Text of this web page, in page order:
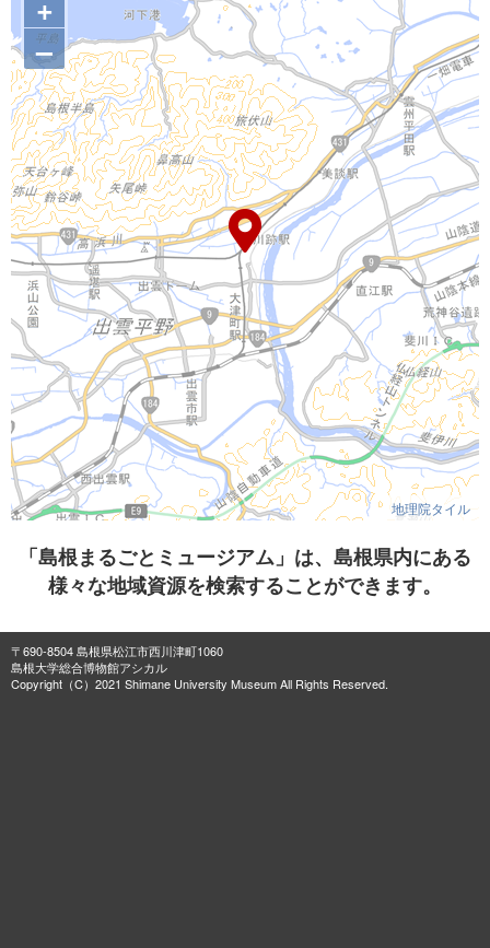
–
地理院タイル
「島根まるごとミュージアム」は、島根県内にある
様々な地域資源を検索することができます。
〒690-8504 島根県松江市西川津町1060
島根大学総合博物館アシカル
Copyright（C）2021 Shimane University Museum All Rights Reserved.